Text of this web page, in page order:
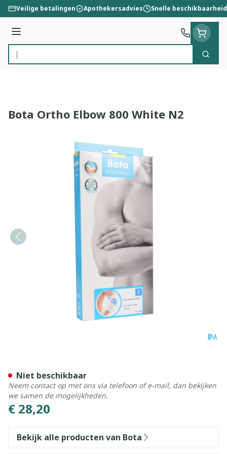
Ga naar de inhoud
Veilige betalingen Apothekersadvies Snelle beschikbaarheid
Menu
Product, merk, categorie...
Zoek
Bota Ortho Elbow 800 White N2
€ 28,20
Niet beschikbaar
Neem contact op met ons via telefoon of e-mail, dan bekijken
we samen de mogelijkheden.
Bekijk alle producten van Bota